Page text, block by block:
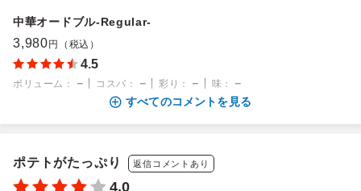
中華オードブル-Regular-
3,980 円（税込）
4.5
ボリューム ： － コスパ ： － 彩り ： － 味 ：
－
すべてのコメントを見る
ポテトがたっぷり 返信コメントあり
4.0